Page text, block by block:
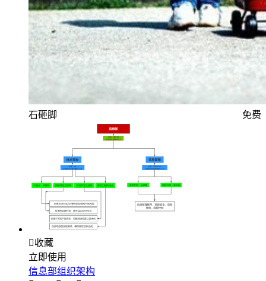
石砸脚 免费
收藏
立即使用
信息部组织架构